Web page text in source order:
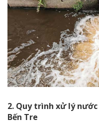
2. Quy trình xử lý
Bến Tre